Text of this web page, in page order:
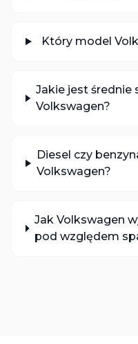
Który model
Jakie jest średnie
Volkswagen?
Diesel czy
Volkswagen?
Jak Volkswagen
pod względem